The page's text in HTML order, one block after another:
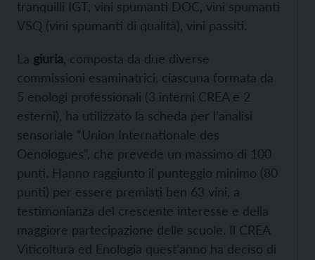
tranquilli IGT, vini spumanti DOC, vini spumanti
VSQ (vini spumanti di qualità), vini passiti.
La giuria , composta da due diverse
commissioni esaminatrici, ciascuna formata da
5 enologi professionali (3 interni CREA e 2
esterni), ha utilizzato la scheda per l’analisi
sensoriale “Union Internationale des
Oenologues”, che prevede un massimo di 100
punti. Hanno raggiunto il punteggio minimo (80
punti) per essere premiati ben 63 vini, a
testimonianza del crescente interesse e della
maggiore partecipazione delle scuole. Il CREA
Viticoltura ed Enologia quest’anno ha deciso di